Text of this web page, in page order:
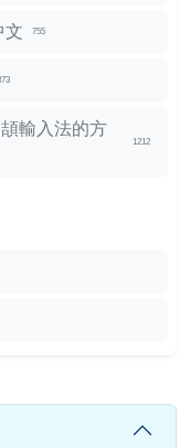
文 755
輸入法的方
1212